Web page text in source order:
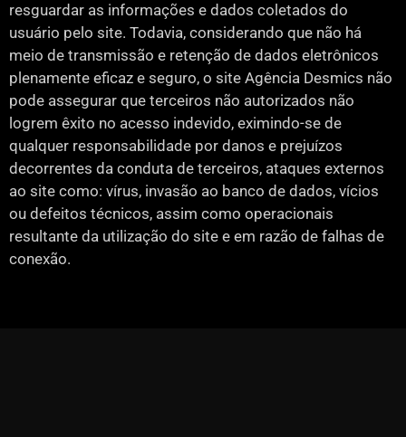
resguardar as informações e dados coletados do
usuário pelo site. Todavia, considerando que não há
meio de transmissão e retenção de dados eletrônicos
plenamente eficaz e seguro, o site Agência Desmics não
pode assegurar que terceiros não autorizados não
logrem êxito no acesso indevido, eximindo-se de
qualquer responsabilidade por danos e prejuízos
decorrentes da conduta de terceiros, ataques externos
ao site como: vírus, invasão ao banco de dados, vícios
ou defeitos técnicos, assim como operacionais
resultante da utilização do site e em razão de falhas de
conexão.